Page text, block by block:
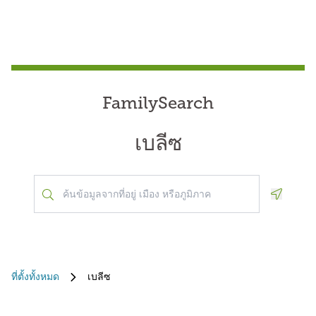
FamilySearch
เบลีซ
ที่ตั้งทั้งหมด เบลีซ